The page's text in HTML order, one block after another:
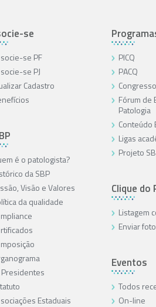
se
se PF
se PJ
Cadastro
é o patologista?
da SBP
Visão e Valores
da qualidade
Presidentes
Estaduais
PICQ
PACQ
Fórum de
Patologia
Conteúdo
Ligas
Projeto
Clique
Listagem
Enviar foto
Eventos
Todos
On-line